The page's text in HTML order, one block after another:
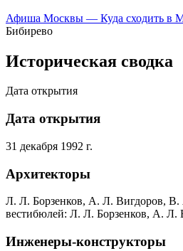
Афиша Москвы — Куда сходить в
Бибирево
Историческая сводка
Дата открытия
Дата открытия
31 декабря 1992 г.
Архитекторы
Л. Л. Борзенков, А. Л. Вигдоров,
вестибюлей: Л. Л. Борзенков, А.
Инженеры-конструкторы